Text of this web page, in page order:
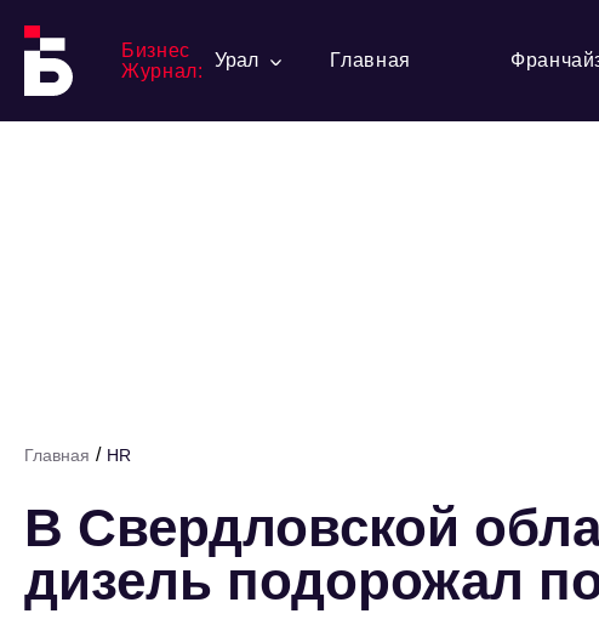
Бизнес
Журнал:
Урал Главная
Главная / HR
В Свердловской
дизель подорожал